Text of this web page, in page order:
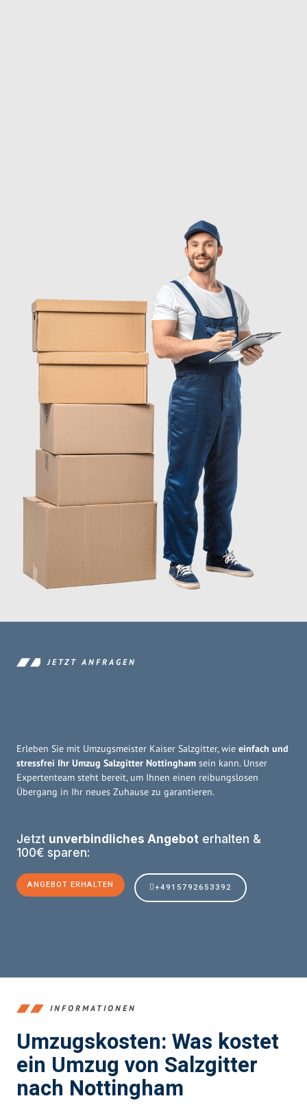
JETZT ANFRAGEN
Erleben Sie mit Umzugsmeister Kaiser Salzgitter, wie einfach und
stressfrei Ihr Umzug Salzgitter Nottingham sein kann. Unser
Expertenteam steht bereit, um Ihnen einen reibungslosen
Übergang in Ihr neues Zuhause zu garantieren.
Jetzt unverbindliches Angebot erhalten &
100€ sparen:
ANGEBOT ERHALTEN +4915792653392
INFORMATIONEN
Umzugskosten: Was kostet
ein Umzug von Salzgitter
nach Nottingham